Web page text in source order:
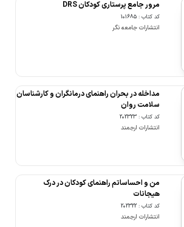
مرور جامع پرستاری کودکان DRS
کد کتاب : 101685
انتشارات جامعه نگر
مداخله در بحران راهنمای درمانگران و کارشناسان
سلامت روان
کد کتاب : 202323
انتشارات ارجمند
من و احساساتم راهنمای کودکان در درک
هیجانات
کد کتاب : 202322
انتشارات ارجمند